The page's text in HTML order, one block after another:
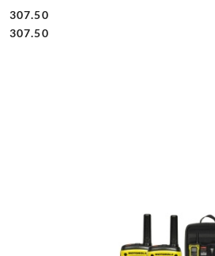
Cena:
307.50
Cena:
307.50